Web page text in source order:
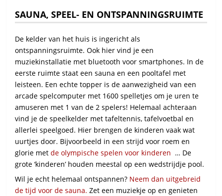
SAUNA, SPEEL- EN ONTSPANNINGSRUIMTE
De kelder van het huis is ingericht als
ontspanningsruimte.Ook hier vind je een
muziekinstallatie met bluetooth voor smartphones. In de
eerste ruimte staat een sauna en een pooltafel met
leisteen. Een echte topper is de aanwezigheid van een
arcade spelcomputer met 1600 spelletjes om je uren te
amuseren met 1 van de 2 spelers! Helemaal achteraan
vind je de speelkelder met tafeltennis, tafelvoetbal en
allerlei speelgoed. Hier brengen de kinderen vaak wat
uurtjes door. Bijvoorbeeld in een strijd voor roem en
glorie metde olympische spelen voor kinderen … De
grote ‘kinderen’ houden meestal op een wedstrijdje pool.
Wil je echt helemaal ontspannen? Neem dan uitgebreid
de tijd voor de sauna.Zet een muziekje op en genieten